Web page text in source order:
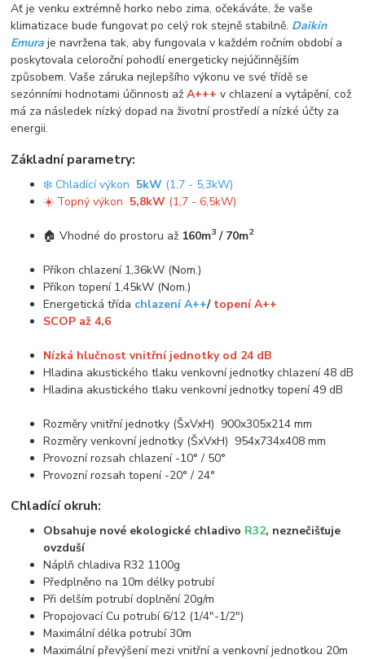
Ať je venku extrémně horko nebo zima, očekáváte, že vaše
klimatizace bude fungovat po celý rok stejně stabilně. Daikin
Emura je navržena tak, aby fungovala v každém ročním období a
poskytovala celoroční pohodlí energeticky nejúčinnějším
způsobem. Vaše záruka nejlepšího výkonu ve své třídě se
sezónními hodnotami účinnosti ažA+++ v chlazení a vytápění, což
má za následek nízký dopad na životní prostředí a nízké účty za
energii.
Základní parametry:
❄️ Chladící výkon 5kW (1,7 - 5,3kW)
☀️ Topný výkon 5,8kW (1,7 - 6,5kW)
🏠 Vhodné do prostoru až 160m3 / 70m2
Příkon chlazení 1,36kW (Nom.)
Příkon topení 1,45kW (Nom.)
Energetická třída chlazení A++/ topení A++
SCOP až 4,6
Nízká hlučnost vnitřní jednotky od 24 dB
Hladina akustického tlaku venkovní jednotky chlazení 48 dB
Hladina akustického tlaku venkovní jednotky topení 49 dB
Rozměry vnitřní jednotky (ŠxVxH) 900x305x214 mm
Rozměry venkovní jednotky (ŠxVxH) 954x734x408 mm
Provozní rozsah chlazení -10° / 50°
Provozní rozsah topení -20° / 24°
Chladící okruh:
Obsahuje nové ekologické chladivo R32, neznečišťuje
ovzduší
Náplň chladiva R32 1100g
Předplněno na 10m délky potrubí
Při delším potrubí doplnění 20g/m
Propojovací Cu potrubí 6/12 (1/4"-1/2")
Maximální délka potrubí 30m
Maximální převýšení mezi vnitřní a venkovní jednotkou 20m